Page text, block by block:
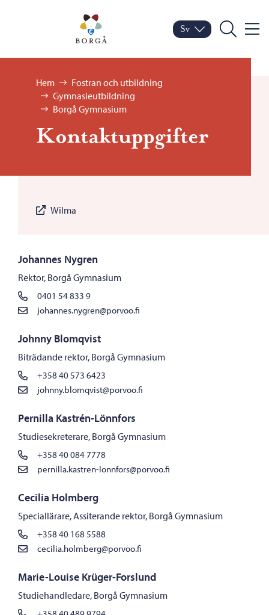
Porvoo – Gå till
Byt språk
Nuvarande språk:
Sv
Sök Meny
Bläddra:
Hem
Fostran och utbildning
Gymnasieutbildning
Borgå Gymnasium
Kontaktuppgifter
Wilma
Johannes Nygren
Rektor, Borgå Gymnasium
0401 54 833 9
johannes.nygren@porvoo.fi
Johnny Blomqvist
Biträdande rektor, Borgå Gymnasium
+358 40 573 6423
johnny.blomqvist@porvoo.fi
Pernilla Kastrén-Lönnfors
Studiesekreterare, Borgå Gymnasium
+358 40 084 7778
pernilla.kastren-lonnfors@porvoo.fi
Cecilia Holmberg
Speciallärare, Assiterande rektor, Borgå Gymnasium
+358 40 168 5588
cecilia.holmberg@porvoo.fi
Marie-Louise Krüger-Forslund
Studiehandledare, Borgå Gymnasium